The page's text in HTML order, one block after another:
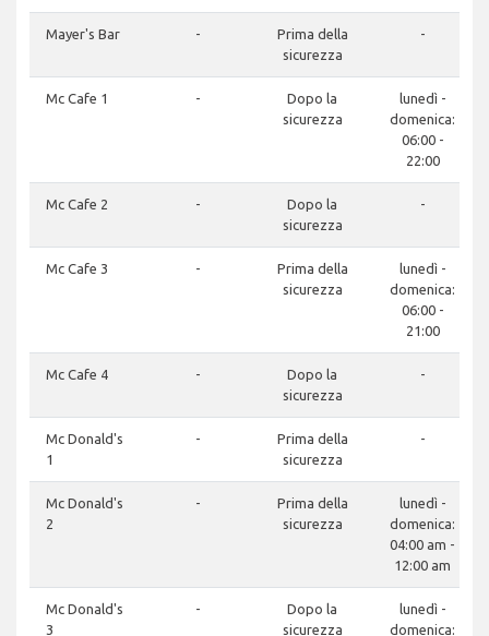
Mayer's Bar -
Prima della
sicurezza
-
Mc Cafe 1 -
Dopo la
sicurezza
lunedì -
domenica:
06:00 -
22:00
Mc Cafe 2 -
Dopo la
sicurezza
-
Mc Cafe 3 -
Prima della
sicurezza
lunedì -
domenica:
06:00 -
21:00
Mc Cafe 4 -
Dopo la
sicurezza
-
Mc Donald's
1
-
Prima della
sicurezza
-
Mc Donald's
2
-
Prima della
sicurezza
lunedì -
domenica:
04:00 am -
12:00 am
Mc Donald's
3
-
Dopo la
sicurezza
lunedì -
domenica: